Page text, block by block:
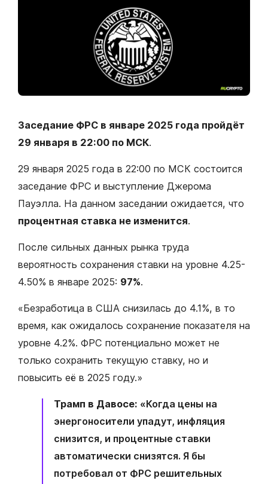
Заседание ФРС в январе 2025 года пройдёт
29 января в 22:00 по МСК.
29 января 2025 года в 22:00 по МСК состоится
заседание ФРС и выступление Джерома
Пауэлла. На данном заседании ожидается, что
процентная ставка не изменится.
После сильных данных рынка труда
вероятность сохранения ставки на уровне 4.25-
4.50% в январе 2025: 97%.
«Безработица в США снизилась до 4.1%, в то
время, как ожидалось сохранение показателя на
уровне 4.2%. ФРС потенциально может не
только сохранить текущую ставку, но и
повысить её в 2025 году.»
Трамп в Давосе: «Когда цены на
энергоносители упадут, инфляция
снизится, и процентные ставки
автоматически снизятся. Я бы
потребовал от ФРС решительных